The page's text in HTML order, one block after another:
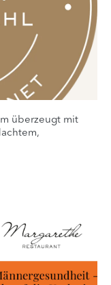
überzeugt mit